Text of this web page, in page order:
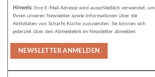
Hinweis: Ihre E-Mail-Adresse wird ausschließlich verwendet, um
Ihnen unseren Newsletter sowie Informationen über die
Aktivitäten von Scharfe Küche zuzusenden. Sie können sich
jederzeit über den Abmeldelink im Newsletter abmelden.